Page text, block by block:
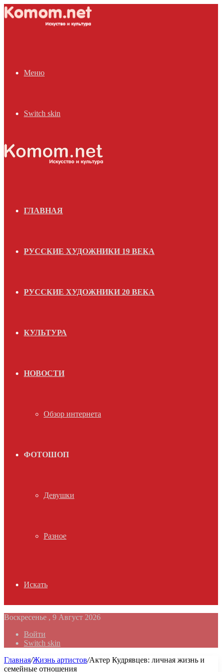
Меню
Switch skin
ГЛАВНАЯ
РУССКИЕ ХУДОЖНИКИ 19 ВЕКА
РУССКИЕ ХУДОЖНИКИ 20 ВЕКА
КУЛЬТУРА
НОВОСТИ
Обзор интернета
ФОТОШОП
Девушки
Разное
Искать
Воскресенье , 9 Август 2026
Войти
Switch skin
Главная/Жизнь артистов/Актер Кудрявцев: личная жизнь и
семейные отношения